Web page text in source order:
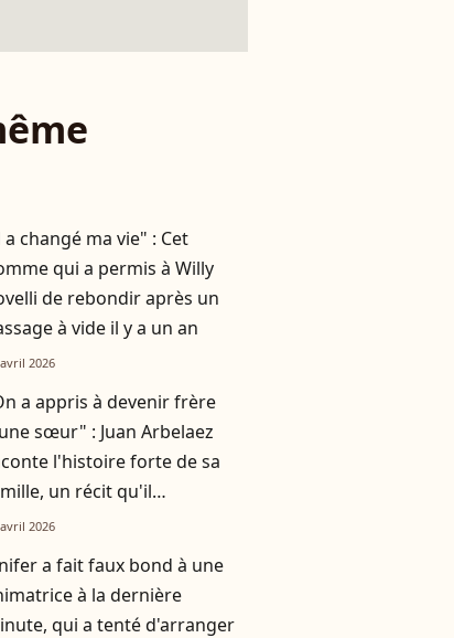
a changé ma vie" : Cet
qui a permis à Willy
de rebondir après un
à vide il y a un an
2026
a appris à devenir frère
sœur" : Juan Arbelaez
l'histoire forte de sa
un récit qu'il
à son fils
2026
a fait faux bond à une
à la dernière
qui a tenté d'arranger